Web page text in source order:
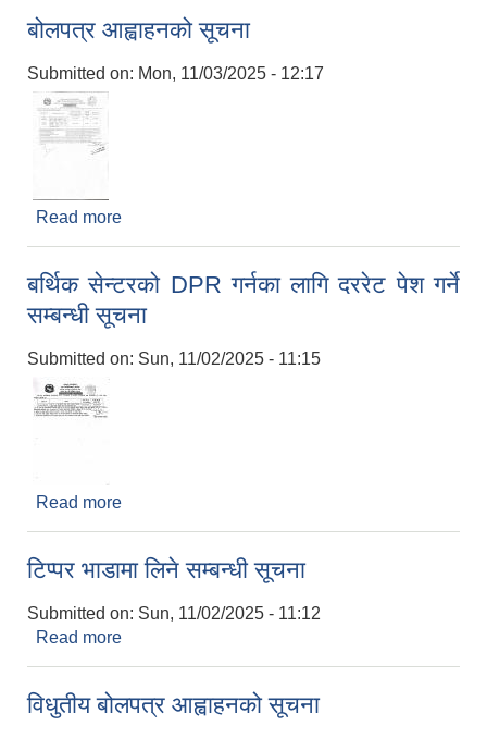
बोलपत्र आह्वाहनको सूचना
Submitted on: Mon, 11/03/2025 - 12:17
Read more
बर्थिक सेन्टरको DPR गर्नका लागि दररेट पेश गर्ने
सम्बन्धी सूचना
Submitted on: Sun, 11/02/2025 - 11:15
Read more
टिप्पर भाडामा लिने सम्बन्धी सूचना
Submitted on: Sun, 11/02/2025 - 11:12
Read more
विधुतीय बोलपत्र आह्वाहनको सूचना